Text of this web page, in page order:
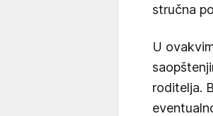
stručna
U
roditelja.